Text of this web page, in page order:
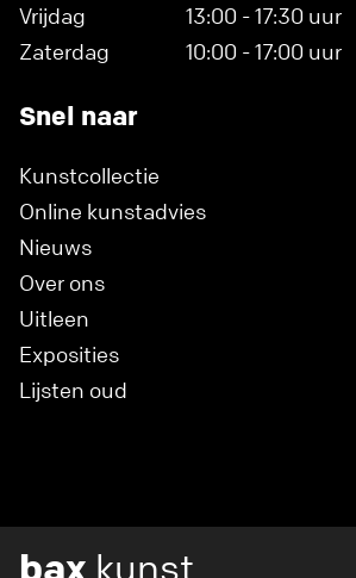
Vrijdag
13:00 - 17:30 uur
Zaterdag
10:00 - 17:00 uur
Snel naar
Kunstcollectie
Online kunstadvies
Nieuws
Over ons
Uitleen
Exposities
Lijsten oud
bax kunst